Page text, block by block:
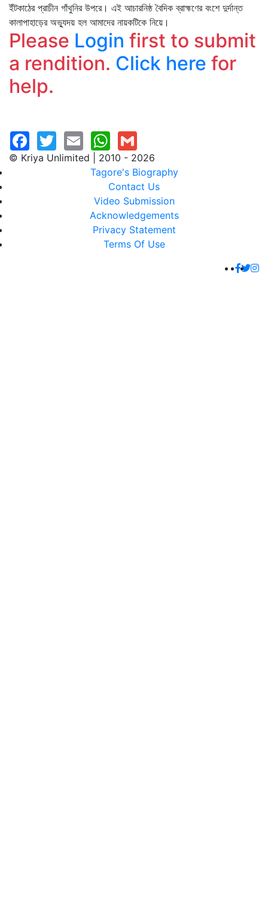
ইঁটকাঠের প্রাচীন গাঁথুনির উপরে। এই আচারনিষ্ঠ বৈদিক ব্রাহ্মণের বংশে দুর্দান্ত
কালাপাহাড়ের অভ্যুদয় হল আমাদের নায়কটিকে নিয়ে।
Please Login first to submit
a rendition. Click here for
help.
© Kriya Unlimited | 2010 - 2026
Tagore's Biography
Contact Us
Video Submission
Acknowledgements
Privacy Statement
Terms Of Use